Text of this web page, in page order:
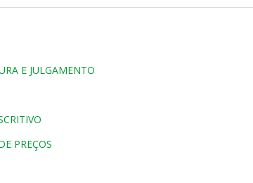
E JULGAMENTO
PREÇOS